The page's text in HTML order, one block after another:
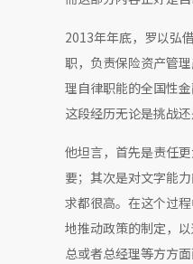
2013年年底，罗以弘
职，负责保险资产管
理自律职能的全国性
这段经历无论是挑战
他坦言，首先是责任
要；其次是对文字能
求都很高。在这个过
地推动政策的制定，
总或者总经理等方方